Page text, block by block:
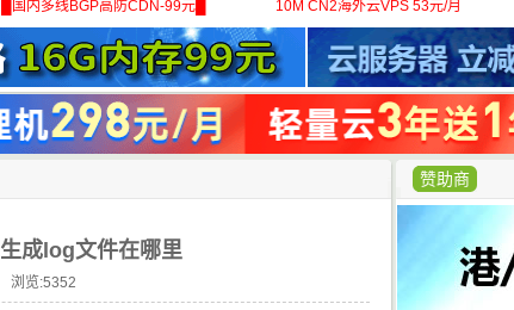
█国内多线BGP高防CDN-99元█
10M CN2海外云VPS 53元/月
赞助商
成log文件在哪里
浏览:5352